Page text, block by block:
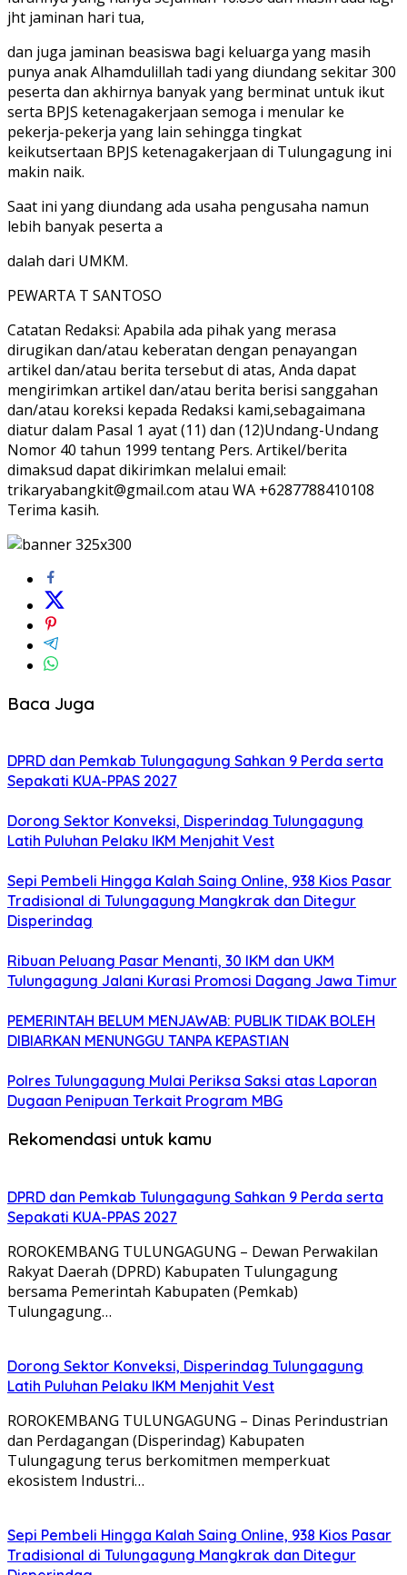
jht jaminan hari tua,
dan juga jaminan beasiswa bagi keluarga yang masih
punya anak Alhamdulillah tadi yang diundang sekitar 300
peserta dan akhirnya banyak yang berminat untuk ikut
serta BPJS ketenagakerjaan semoga i menular ke
pekerja-pekerja yang lain sehingga tingkat
keikutsertaan BPJS ketenagakerjaan di Tulungagung ini
makin naik.
Saat ini yang diundang ada usaha pengusaha namun
lebih banyak peserta a
dalah dari UMKM.
PEWARTA T SANTOSO
Catatan Redaksi: Apabila ada pihak yang merasa
dirugikan dan/atau keberatan dengan penayangan
artikel dan/atau berita tersebut di atas, Anda dapat
mengirimkan artikel dan/atau berita berisi sanggahan
dan/atau koreksi kepada Redaksi kami,sebagaimana
diatur dalam Pasal 1 ayat (11) dan (12)Undang-Undang
Nomor 40 tahun 1999 tentang Pers. Artikel/berita
dimaksud dapat dikirimkan melalui email:
trikaryabangkit@gmail.com atau WA +6287788410108
Terima kasih.
Baca Juga
DPRD dan Pemkab Tulungagung Sahkan 9 Perda serta
Sepakati KUA-PPAS 2027
Dorong Sektor Konveksi, Disperindag Tulungagung
Latih Puluhan Pelaku IKM Menjahit Vest
Sepi Pembeli Hingga Kalah Saing Online, 938 Kios Pasar
Tradisional di Tulungagung Mangkrak dan Ditegur
Disperindag
Ribuan Peluang Pasar Menanti, 30 IKM dan UKM
Tulungagung Jalani Kurasi Promosi Dagang Jawa Timur
PEMERINTAH BELUM MENJAWAB: PUBLIK TIDAK BOLEH
DIBIARKAN MENUNGGU TANPA KEPASTIAN
Polres Tulungagung Mulai Periksa Saksi atas Laporan
Dugaan Penipuan Terkait Program MBG
Rekomendasi untuk kamu
DPRD dan Pemkab Tulungagung Sahkan 9 Perda serta
Sepakati KUA-PPAS 2027
ROROKEMBANG TULUNGAGUNG – Dewan Perwakilan
Rakyat Daerah (DPRD) Kabupaten Tulungagung
bersama Pemerintah Kabupaten (Pemkab)
Tulungagung…
Dorong Sektor Konveksi, Disperindag Tulungagung
Latih Puluhan Pelaku IKM Menjahit Vest
​ROROKEMBANG TULUNGAGUNG – Dinas Perindustrian
dan Perdagangan (Disperindag) Kabupaten
Tulungagung terus berkomitmen memperkuat
ekosistem Industri…
Sepi Pembeli Hingga Kalah Saing Online, 938 Kios Pasar
Tradisional di Tulungagung Mangkrak dan Ditegur